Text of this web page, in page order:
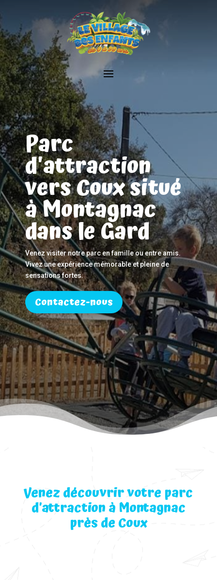
Parc
d'attraction
vers Coux situé
à Montagnac
dans le Gard
Venez visiter notre parc en famille ou entre amis.
Vivez une expérience mémorable et pleine de
sensations fortes.
Contactez-nous
Venez découvrir votre parc
d’attraction à Montagnac
près de Coux